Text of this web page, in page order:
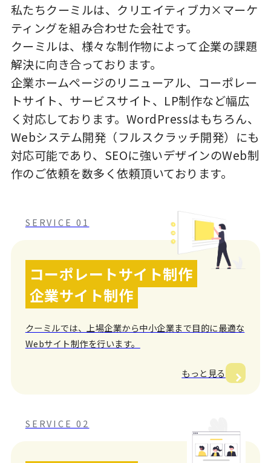
私たちクーミルは、クリエイティブ力×マーケ
ティングを組み合わせた会社です。
クーミルは、様々な制作物によって企業の課題
解決に向き合っております。
企業ホームページのリニューアル、コーポレー
トサイト、サービスサイト、LP制作など幅広
く対応しております。WordPressはもちろん、
Webシステム開発（フルスクラッチ開発）にも
対応可能であり、SEOに強いデザインのWeb制
作のご依頼を数多く依頼頂いております。
SERVICE 01
コーポレートサイト制作
企業サイト制作
クーミルでは、上場企業から中小企業まで目的に最適な
Webサイト制作を行います。
もっと見る
SERVICE 02